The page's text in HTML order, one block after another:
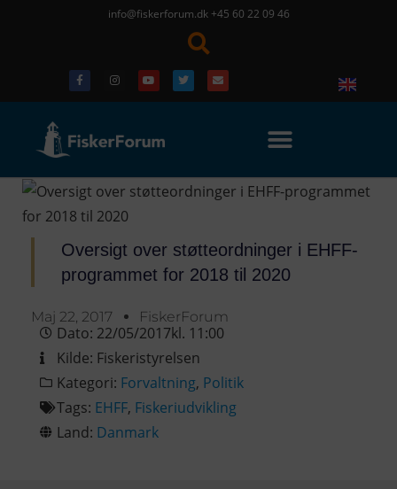
info@fiskerforum.dk +45 60 22 09 46
Oversigt over støtteordninger i EHFF-
programmet for 2018 til 2020
Maj 22, 2017 FiskerForum
Dato: 22/05/2017kl. 11:00
Kilde: Fiskeristyrelsen
Kategori: Forvaltning, Politik
Tags: EHFF, Fiskeriudvikling
Land: Danmark